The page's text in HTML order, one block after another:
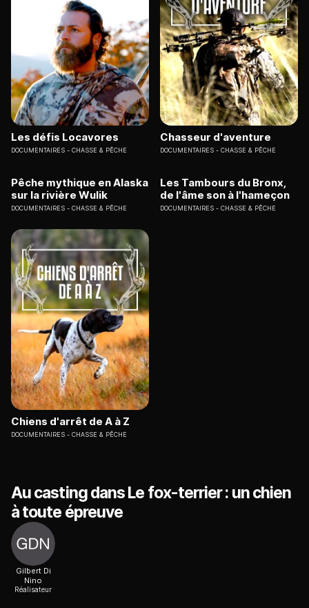
Les défis Locavores
DOCUMENTAIRES CHASSE & PÊCHE
Chasseur d'aventure
DOCUMENTAIRES CHASSE & PÊCHE
Pêche mythique en Alaska
sur la rivière Wulik
DOCUMENTAIRES CHASSE & PÊCHE
Les Tambours du Bronx,
de l'âme son à l'hameçon
DOCUMENTAIRES CHASSE & PÊCHE
Chiens d'arrêt de A à Z
DOCUMENTAIRES CHASSE & PÊCHE
Au casting dans Le fox-terrier : un chien
à toute épreuve
Gilbert Di
Nino
Réalisateur